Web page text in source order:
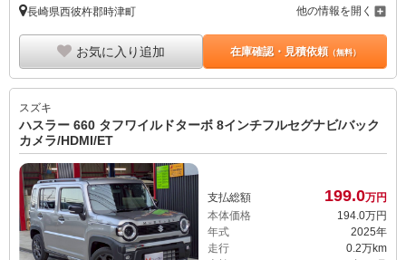
長崎県西彼杵郡時津町 他の情報を開く
お気に入り追加 在庫確認・見積依頼（無料）
スズキ
ハスラー 660 タフワイルドターボ 8インチフルセグナビ/バック
カメラ/HDMI/ET
支払総額 199.0万円
本体価格
194.0万円
年式
2025年
走行
0.2万km